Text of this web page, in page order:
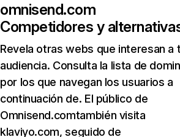
omnisend.com
Competidores y
Revela otras webs que interesan a
audiencia. Consulta la lista de
por los que navegan los usuarios a
continuación de. El público de
Omnisend.comtambién visita
klaviyo.com, seguido de